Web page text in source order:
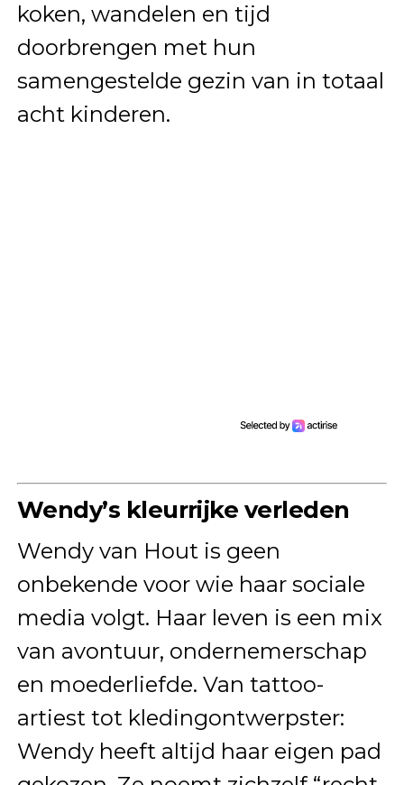
koken, wandelen en tijd
doorbrengen met hun
samengestelde gezin van in totaal
acht kinderen.
Wendy’s kleurrijke verleden
Wendy van Hout is geen
onbekende voor wie haar sociale
media volgt. Haar leven is een mix
van avontuur, ondernemerschap
en moederliefde. Van tattoo-
artiest tot kledingontwerpster:
Wendy heeft altijd haar eigen pad